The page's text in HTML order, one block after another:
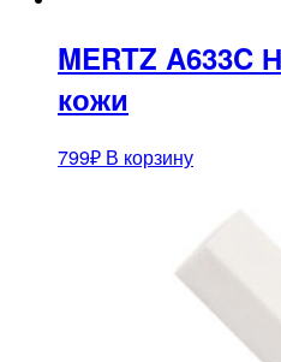
MERTZ
кожи
799₽ В корзину